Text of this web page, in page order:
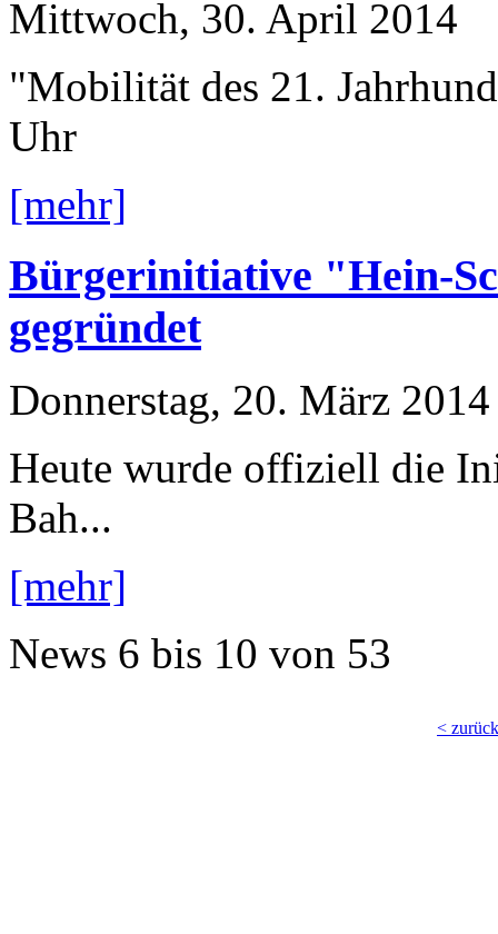
Mittwoch, 30. April 2014
"Mobilität des 21.
Uhr
[mehr]
Bürgerinitiative "Hein-
gegründet
Donnerstag, 20. März 2014
Heute wurde offiziell die
Bah...
[mehr]
News 6 bis 10 von 53
< zurück